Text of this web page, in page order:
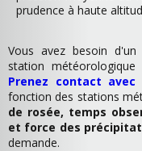
prudence à haute
Vous avez besoin
station
Prenez contact avec
fonction des stations
de rosée, temps
et force des
demande.